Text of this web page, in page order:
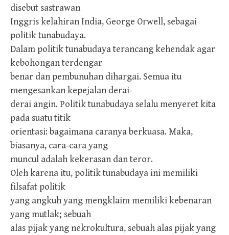
disebut sastrawan
Inggris kelahiran India, George Orwell, sebagai
politik tunabudaya.
Dalam politik tunabudaya terancang kehendak agar
kebohongan terdengar
benar dan pembunuhan dihargai. Semua itu
mengesankan kepejalan derai-
derai angin. Politik tunabudaya selalu menyeret kita
pada suatu titik
orientasi: bagaimana caranya berkuasa. Maka,
biasanya, cara-cara yang
muncul adalah kekerasan dan teror.
Oleh karena itu, politik tunabudaya ini memiliki
filsafat politik
yang angkuh yang mengklaim memiliki kebenaran
yang mutlak; sebuah
alas pijak yang nekrokultura, sebuah alas pijak yang